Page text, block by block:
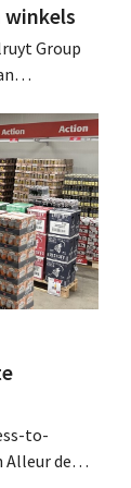
winkels
Group
een sluiting.
to-
Alleur de